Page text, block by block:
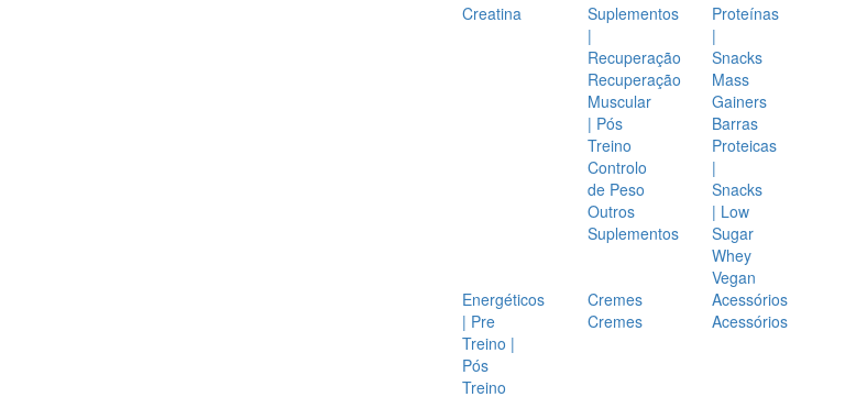
Creatina
Suplementos
|
Recuperação
Recuperação
Muscular
| Pós
Treino
Controlo
de Peso
Outros
Suplementos
Proteínas
|
Snacks
Mass
Gainers
Barras
Proteicas
|
Snacks
| Low
Sugar
Whey
Vegan
Energéticos
| Pre
Treino |
Pós
Treino
Cremes
Cremes
Acessórios
Acessórios